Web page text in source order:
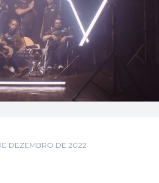
DEZEMBRO DE 2022